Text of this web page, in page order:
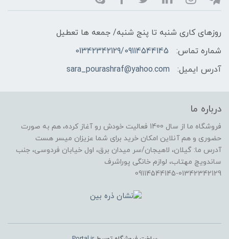
روزهای کاری شنبه تا پنج شنبه/ جمعه ها تعطیل
شماره تماس:
01342342129/09114544145
آدرس ایمیل:
sara_pourashraf@yahoo.com
درباره ما
فروشگاه ما از سال 1400 فعالیت خودش رو آغاز کرده، هم به صورت
حضوری و هم آنلاین امکان خرید برای شما عزیزان میسر هست
آدرس ما: گیلان، لاهیجان/سر میدان برق، اول خیابان فردوسی، جنب
ساندویچ مهتاب، لوازم خانگی پوراشرف
09114544145-01342342129